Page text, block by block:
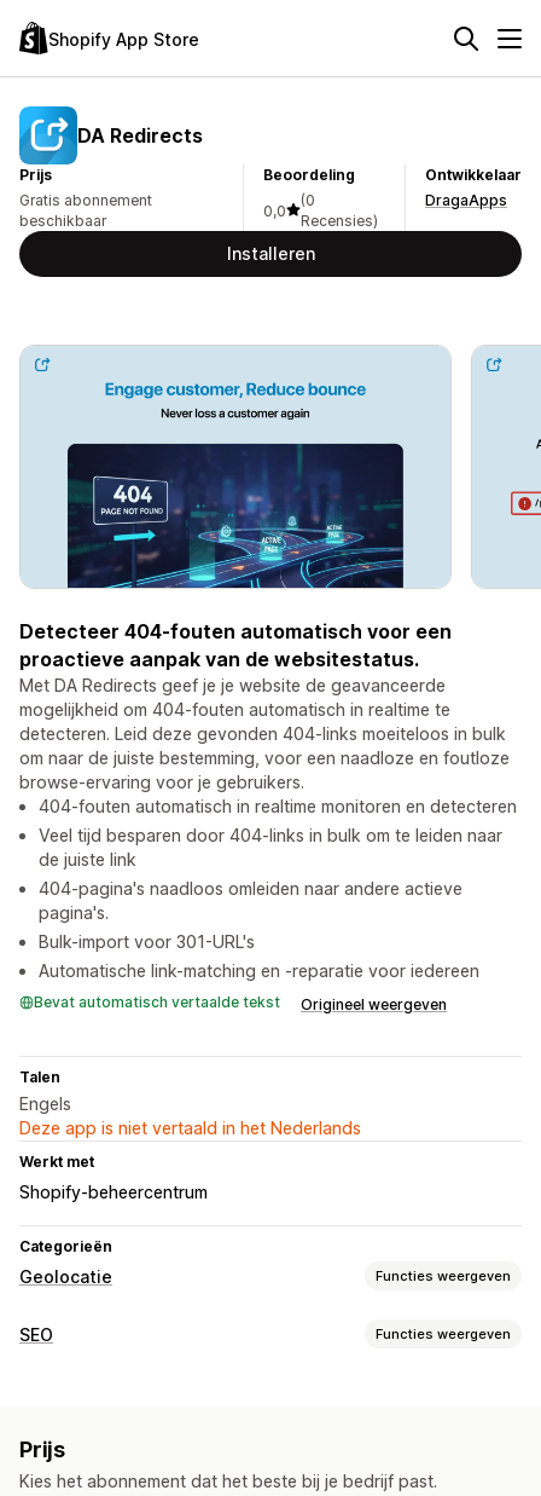
Shopify App Store
DA Redirects
Prijs
Gratis abonnement
beschikbaar
Beoordeling
0,0
(0
Recensies)
Ontwikkelaar
DragaApps
Installeren
Detecteer 404-fouten automatisch voor een
proactieve aanpak van de websitestatus.
Met DA Redirects geef je je website de geavanceerde
mogelijkheid om 404-fouten automatisch in realtime te
detecteren. Leid deze gevonden 404-links moeiteloos in bulk
om naar de juiste bestemming, voor een naadloze en foutloze
browse-ervaring voor je gebruikers.
404-fouten automatisch in realtime monitoren en detecteren
Veel tijd besparen door 404-links in bulk om te leiden naar
de juiste link
404-pagina's naadloos omleiden naar andere actieve
pagina's.
Bulk-import voor 301-URL's
Automatische link-matching en -reparatie voor iedereen
Bevat automatisch vertaalde tekst Origineel weergeven
Talen
Engels
Deze app is niet vertaald in het Nederlands
Werkt met
Shopify-beheercentrum
Categorieën
Geolocatie Functies weergeven
Omleidingen
SEO Functies weergeven
Pagina-indexering
Automatiseringen
Prijs
Kies het abonnement dat het beste bij je bedrijf past.